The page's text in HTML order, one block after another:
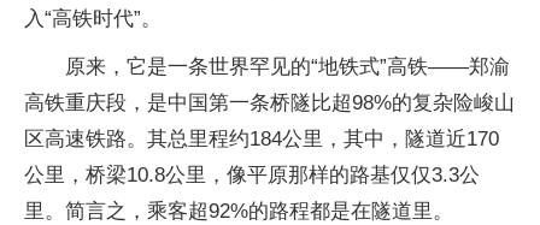
入“高铁时代”。
原来，它是一条世界罕见的“地铁式”高铁——郑渝
高铁重庆段，是中国第一条桥隧比超98%的复杂险峻山
区高速铁路。其总里程约184公里，其中，隧道近170
公里，桥梁10.8公里，像平原那样的路基仅仅3.3公
里。简言之，乘客超92%的路程都是在隧道里。